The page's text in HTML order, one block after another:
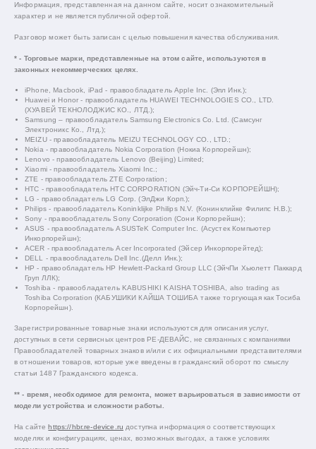
Информация, представленная на данном сайте, носит ознакомительный
характер и не является публичной офертой.
Разговор может быть записан с целью повышения качества обслуживания.
* - Торговые марки, представленные на этом сайте, используются в
законных некоммерческих целях.
iPhone, Macbook, iPad - правообладатель Apple Inc. (Эпл Инк.);
Huawei и Honor - правообладатель HUAWEI TECHNOLOGIES CO., LTD.
(ХУАВЕЙ ТЕКНОЛОДЖИС КО., ЛТД.);
Samsung – правообладатель Samsung Electronics Co. Ltd. (Самсунг
Электроникс Ко., Лтд.);
MEIZU - правообладатель MEIZU TECHNOLOGY CO., LTD.;
Nokia - правообладатель Nokia Corporation (Нокиа Корпорейшн);
Lenovo - правообладатель Lenovo (Beijing) Limited;
Xiaomi - правообладатель Xiaomi Inc.;
ZTE - правообладатель ZTE Corporation;
HTC - правообладатель HTC CORPORATION (Эйч-Ти-Си КОРПОРЕЙШН);
LG - правообладатель LG Corp. (ЭлДжи Корп.);
Philips - правообладатель Koninklijke Philips N.V. (Конинклийке Филипс Н.В.);
Sony - правообладатель Sony Corporation (Сони Корпорейшн);
ASUS - правообладатель ASUSTeK Computer Inc. (Асустек Компьютер
Инкорпорейшн);
ACER - правообладатель Acer Incorporated (Эйсер Инкорпорейтед);
DELL - правообладатель Dell Inc.(Делл Инк.);
HP - правообладатель HP Hewlett-Packard Group LLC (ЭйчПи Хьюлетт Паккард
Груп ЛЛК);
Toshiba - правообладатель KABUSHIKI KAISHA TOSHIBA, also trading as
Toshiba Corporation (КАБУШИКИ КАЙША ТОШИБА также торгующая как Тосиба
Корпорейшн).
Зарегистрированные товарные знаки используются для описания услуг,
доступных в сети сервисных центров РЕ-ДЕВАЙС, не связанных с компаниями
Правообладателей товарных знаков и/или с их официальными представителями
в отношении товаров, которые уже введены в гражданский оборот по смыслу
статьи 1487 Гражданского кодекса.
** - время, необходимое для ремонта, может варьироваться в зависимости от
модели устройства и сложности работы.
На сайтеhttps://hbr.re-device.ru доступна информация о соответствующих
моделях и конфигурациях, ценах, возможных выгодах, а также условиях